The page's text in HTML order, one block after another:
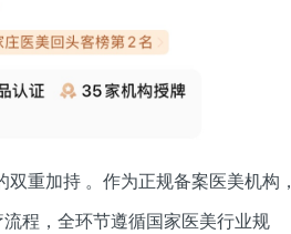
双重加持 。作为正规备案医美机构，
程，全环节遵循国家医美行业规